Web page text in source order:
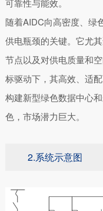
可靠性与能效。
随着AIDC向高密度、绿
供电瓶颈的关键。它尤
节点以及对供电质量和
标驱动下，其高效、适
构建新型绿色数据中心
色，市场潜力巨大。
2.系统示意图